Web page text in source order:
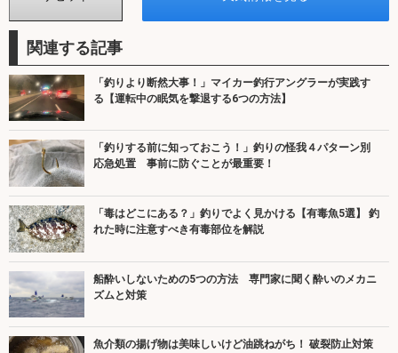
関連する記事
「釣りより断然大事！」マイカー釣行アングラーが実践す
る【運転中の眠気を撃退する6つの方法】
「釣りする前に知っておこう！」釣りの怪我４パターン別
応急処置 事前に防ぐことが最重要！
「毒はどこにある？」釣りでよく見かける【有毒魚5選】 釣
れた時に注意すべき有毒部位を解説
船酔いしないための5つの方法 専門家に聞く酔いのメカニ
ズムと対策
魚介類の揚げ物は美味しいけど油跳ねがち！ 破裂防止対策